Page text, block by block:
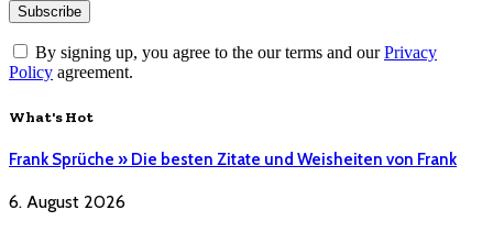
By signing up, you agree to the our terms and ourPrivacy
Policy agreement.
What's Hot
Frank Sprüche » Die besten Zitate und Weisheiten von Frank
6. August 2026